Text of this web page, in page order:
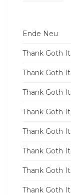
Ende Neu
Thank Goth
Thank Goth
Thank Goth
Thank Goth
Thank Goth
Thank Goth
Thank Goth
Thank Goth